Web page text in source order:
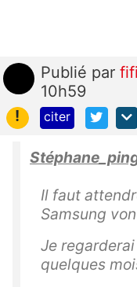
Publié par
10h59
!
citer
Il faut
Samsung
Je
quelques